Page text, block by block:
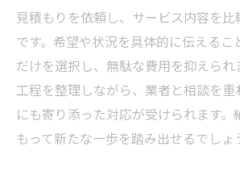
見積もりを依頼し、サービス内容を
です。希望や状況を具体的に伝えるこ
だけを選択し、無駄な費用を抑えられ
工程を整理しながら、業者と相談を重
にも寄り添った対応が受けられます。
もって新たな一歩を踏み出せるでしょ